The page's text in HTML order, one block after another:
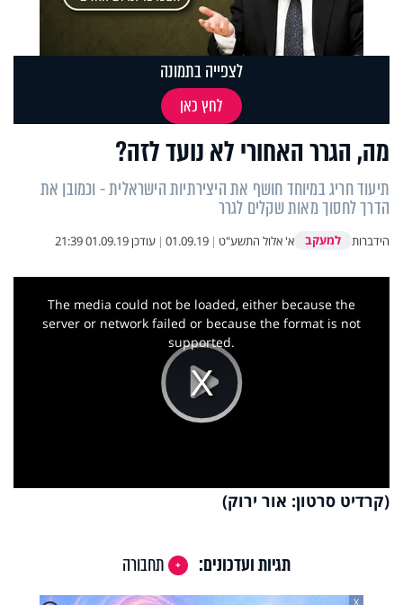
מה, הגרר האחורי לא נועד לזה?
תיעוד חריג במיוחד חושף את היצירתיות הישראלית - וכמובן את
הדרך לחסוך מאות שקלים לגרר
הידברות למעקב א' אלול התשע"ט |
01.09.19
| עודכן01.09.19 21:39
לצפייה בתמונה
לחץ כאן
Play
Video
The media could not be loaded, either because the
server or network failed or because the format is not
supported.
(קרדיט סרטון: אור ירוק)
תגיות ועדכונים:
תחבורה
X